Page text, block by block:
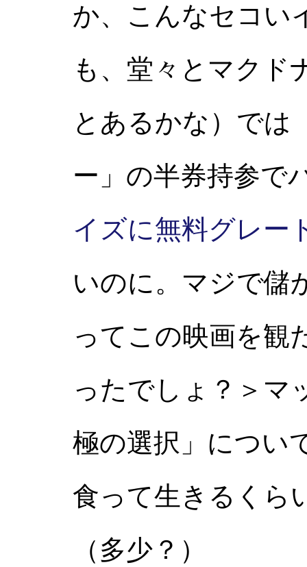
か、こんなセコい
も、堂々とマクド
とあるかな）では
ー」の半券持参で
イズに無料グレー
いのに。マジで儲
ってこの映画を観
ったでしょ？＞マ
極の選択」につい
食って生きるく
（多少？）